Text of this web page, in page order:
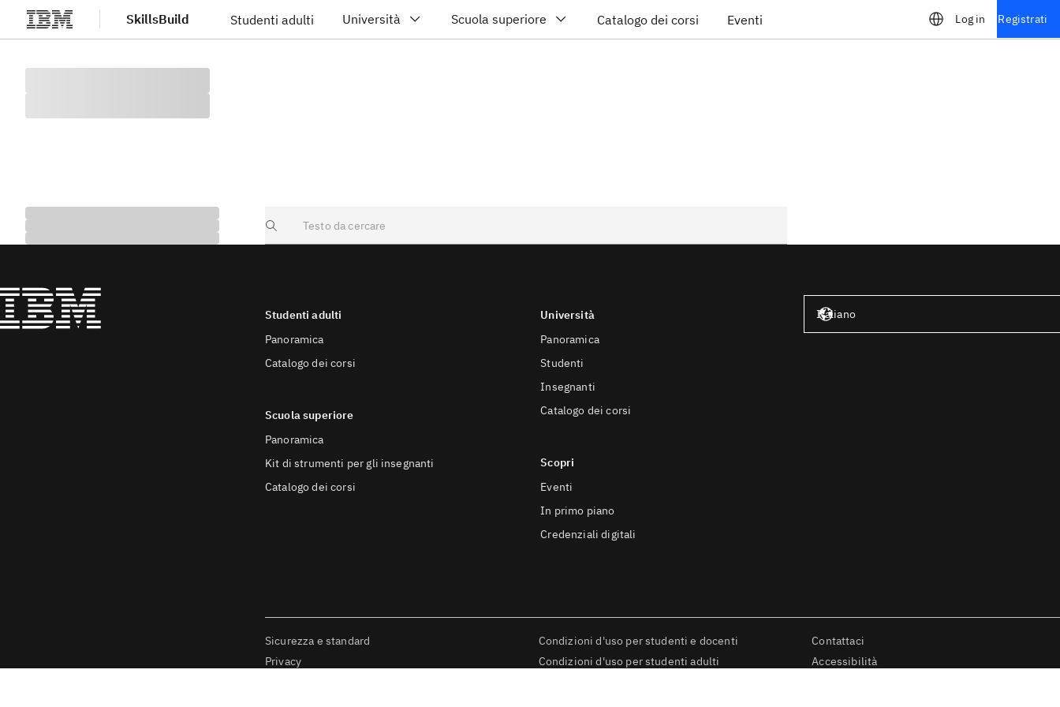
Vai al contenuto principaleSkillsBuild Studenti adulti Università Scuola superiore Catalogo dei corsi Eventi Log in Registrati
Search
Studenti adulti
Panoramica
Catalogo dei corsi
Scuola superiore
Panoramica
Kit di strumenti per gli insegnanti
Catalogo dei corsi
Università
Panoramica
Studenti
Insegnanti
Catalogo dei corsi
Scopri
Eventi
In primo piano
Credenziali digitali
Italiano
Sicurezza e standard
Privacy
Condizioni d'uso per studenti e docenti
Condizioni d'uso per studenti adulti
Contattaci
Accessibilità